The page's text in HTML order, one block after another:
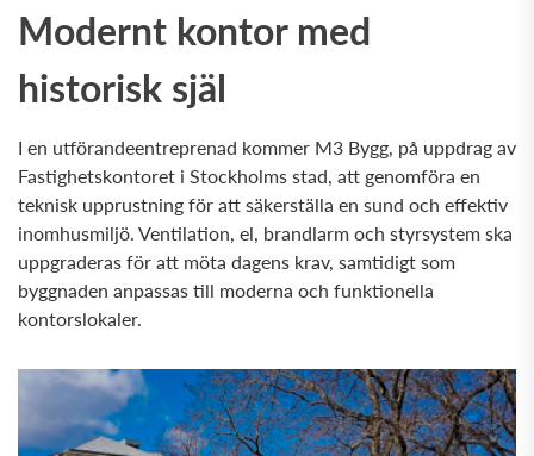
Modernt kontor med
historisk själ
I en utförandeentreprenad kommer M3 Bygg, på uppdrag av
Fastighetskontoret i Stockholms stad, att genomföra en
teknisk upprustning för att säkerställa en sund och effektiv
inomhusmiljö. Ventilation, el, brandlarm och styrsystem ska
uppgraderas för att möta dagens krav, samtidigt som
byggnaden anpassas till moderna och funktionella
kontorslokaler.